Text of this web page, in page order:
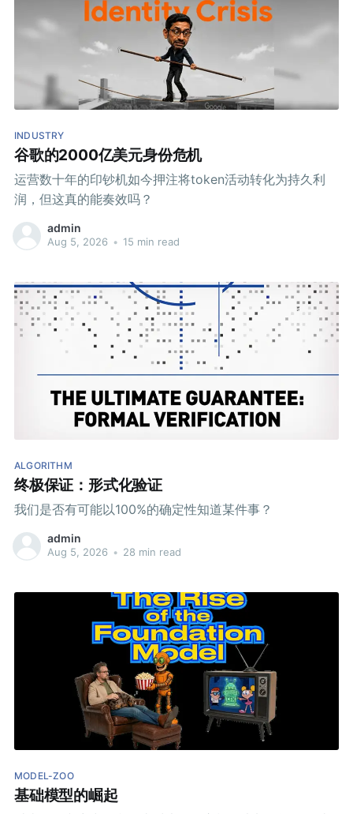
INDUSTRY
谷歌的2000亿美元身份危机
运营数十年的印钞机如今押注将token活动转化为持久利
润，但这真的能奏效吗？
admin
Aug 5, 2026 • 15 min read
ALGORITHM
终极保证：形式化验证
我们是否有可能以100%的确定性知道某件事？
admin
Aug 5, 2026 • 28 min read
MODEL-ZOO
基础模型的崛起